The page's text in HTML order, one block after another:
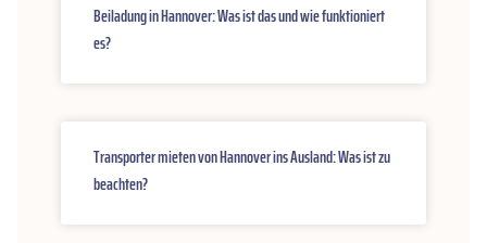
Beiladung in Hannover: Was ist das und wie funktioniert
es?
Transporter mieten von Hannover ins Ausland: Was ist zu
beachten?